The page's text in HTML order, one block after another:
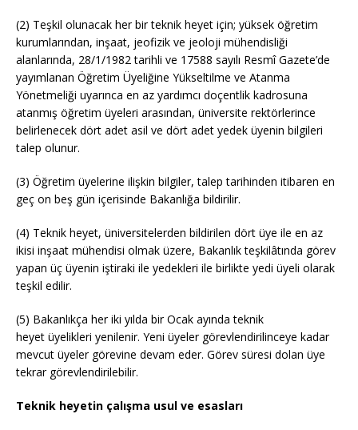
(2) Teşkil olunacak her bir teknik heyet için; yüksek öğretim
kurumlarından, inşaat, jeofizik ve jeoloji mühendisliği
alanlarında, 28/1/1982 tarihli ve 17588 sayılı Resmî Gazete’de
yayımlanan Öğretim Üyeliğine Yükseltilme ve Atanma
Yönetmeliği uyarınca en az yardımcı doçentlik kadrosuna
atanmış öğretim üyeleri arasından, üniversite rektörlerince
belirlenecek dört adet asil ve dört adet yedek üyenin bilgileri
talep olunur.
(3) Öğretim üyelerine ilişkin bilgiler, talep tarihinden itibaren en
geç on beş gün içerisinde Bakanlığa bildirilir.
(4) Teknik heyet, üniversitelerden bildirilen dört üye ile en az
ikisi inşaat mühendisi olmak üzere, Bakanlık teşkilâtında görev
yapan üç üyenin iştiraki ile yedekleri ile birlikte yedi üyeli olarak
teşkil edilir.
(5) Bakanlıkça her iki yılda bir Ocak ayında teknik
heyet üyelikleri yenilenir. Yeni üyeler görevlendirilinceye kadar
mevcut üyeler görevine devam eder. Görev süresi dolan üye
tekrar görevlendirilebilir.
Teknik heyetin çalışma usul ve esasları